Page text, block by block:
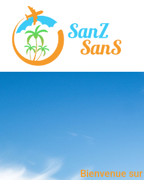
Bienvenue